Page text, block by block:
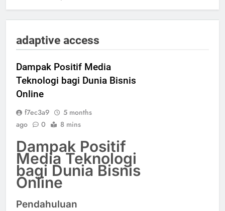
adaptive access
Dampak Positif Media
Teknologi bagi Dunia Bisnis
Online
f7ec3a9
5 months
ago
0 8 mins
Dampak Positif
Media Teknologi
bagi Dunia Bisnis
Online
Pendahuluan